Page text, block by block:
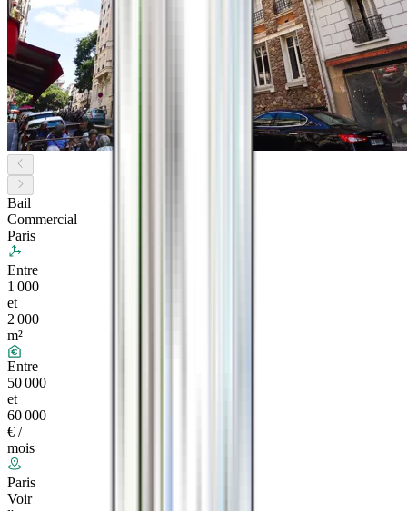
Bail
Commercial
Paris
Entre
1 000
et
2 000
m²
Entre
50 000
et
60 000
€ /
mois
Paris
Voir